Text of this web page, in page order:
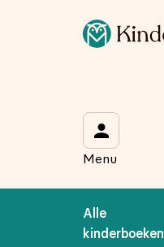
Menu
Alle
kinderboeken